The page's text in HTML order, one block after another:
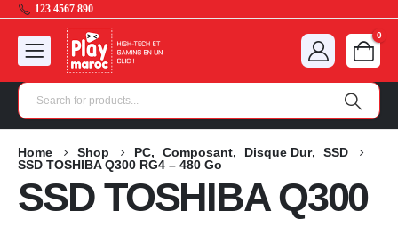
123 4567 890
0
Home Shop PC, Composant, Disque Dur,
SSD
SSD TOSHIBA Q300 RG4 – 480 Go
SSD TOSHIBA Q300